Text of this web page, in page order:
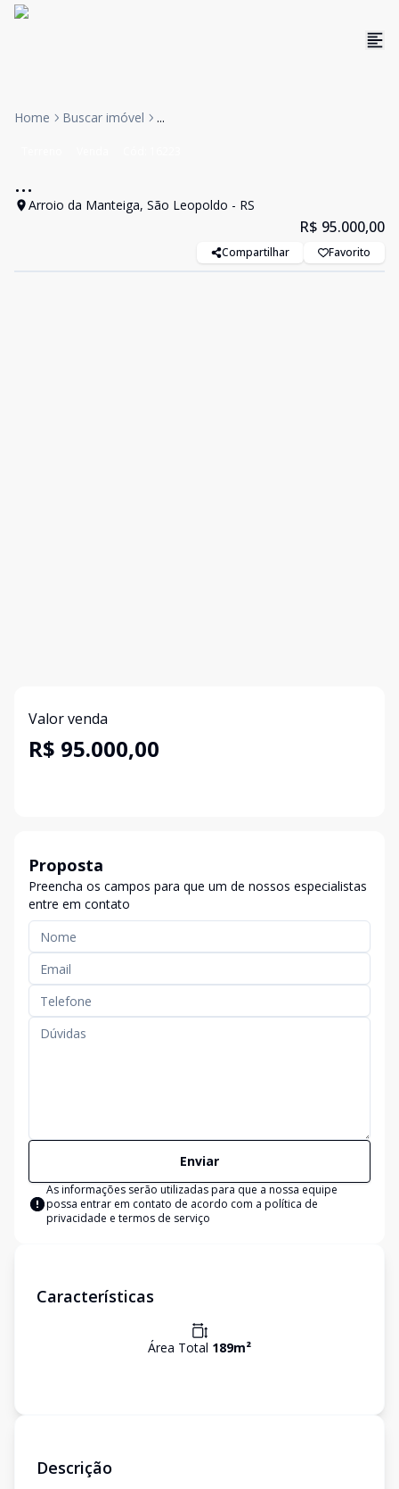
Home Buscar imóvel ...
...
Arroio da Manteiga, São Leopoldo - RS
R$ 95.000,00
Compartilhar Favorito
Valor venda
R$ 95.000,00
Proposta
Preencha os campos para que um de nossos especialistas
entre em contato
Enviar
As informações serão utilizadas para que a nossa equipe
possa entrar em contato de acordo com a política de
privacidade e termos de serviço
Características
Área Total 189m²
Descrição